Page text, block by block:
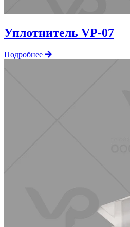
Уплотнитель VP-07
Подробнее